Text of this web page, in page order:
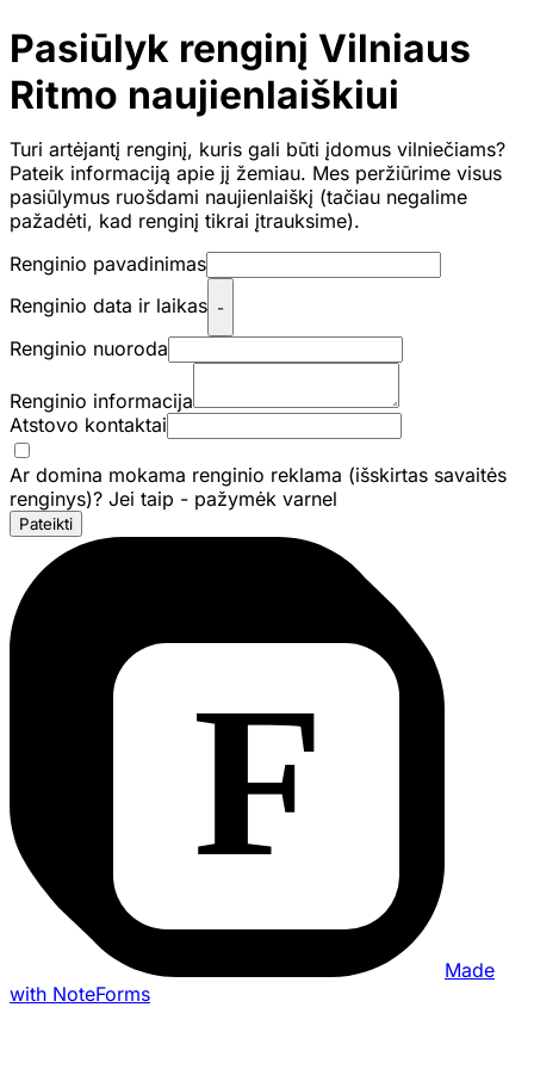
Pasiūlyk renginį Vilniaus
Ritmo naujienlaiškiui
Turi artėjantį renginį, kuris gali būti įdomus vilniečiams?
Pateik informaciją apie jį žemiau. Mes peržiūrime visus
pasiūlymus ruošdami naujienlaiškį (tačiau negalime
pažadėti, kad renginį tikrai įtrauksime).
Renginio pavadinimas
Renginio data ir laikas -
Renginio nuoroda
Renginio informacija
Atstovo kontaktai
Ar domina mokama renginio reklama (išskirtas savaitės
renginys)? Jei taip - pažymėk varnel
Pateikti
Made
with NoteForms